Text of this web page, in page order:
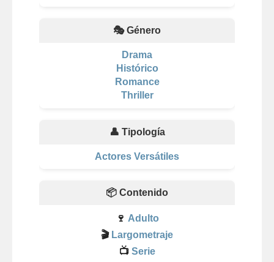
🎭 Género
Drama
Histórico
Romance
Thriller
👤 Tipología
Actores Versátiles
📦 Contenido
🍷 Adulto
🎬 Largometraje
📺 Serie